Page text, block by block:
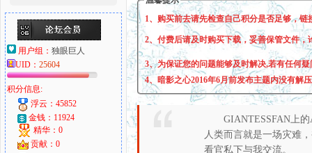
爱
用户组： 独眼巨人
UID： 25604
积分信息:
浮云：45852
金钱：11924
精华：0
贡献：0
1、购买前去请先检查自己积分是否足够，链
2、付费后请及时购买下载，妥善保管文件
3、为保证您的问题能够及时解决,若有任何
4、暗影之心2016年6月前发布主题内没有解
GIANTESSFAN上
人类而言就是一场灾难
看官私下与我交流。